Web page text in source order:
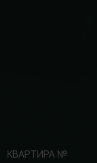
КВАРТИРА №